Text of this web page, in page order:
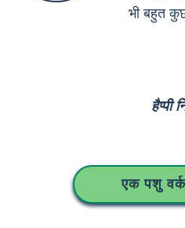
भी बहुत
हैप्पी
एक पशु